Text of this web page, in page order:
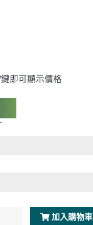
即可顯示價格
加入購物車